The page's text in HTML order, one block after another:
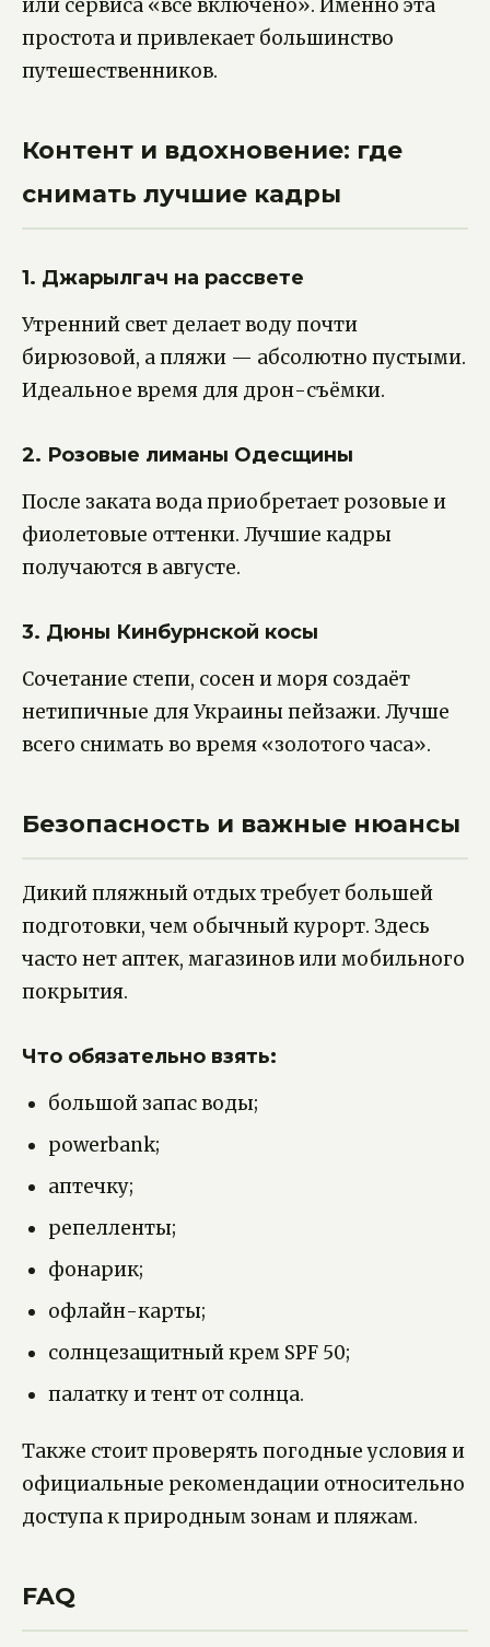
или сервиса «всё включено». Именно эта
простота и привлекает большинство
путешественников.
Контент и вдохновение: где
снимать лучшие кадры
1. Джарылгач на рассвете
Утренний свет делает воду почти
бирюзовой, а пляжи — абсолютно пустыми.
Идеальное время для дрон-съёмки.
2. Розовые лиманы Одесщины
После заката вода приобретает розовые и
фиолетовые оттенки. Лучшие кадры
получаются в августе.
3. Дюны Кинбурнской косы
Сочетание степи, сосен и моря создаёт
нетипичные для Украины пейзажи. Лучше
всего снимать во время «золотого часа».
Безопасность и важные нюансы
Дикий пляжный отдых требует большей
подготовки, чем обычный курорт. Здесь
часто нет аптек, магазинов или мобильного
покрытия.
Что обязательно взять:
большой запас воды;
powerbank;
аптечку;
репелленты;
фонарик;
офлайн-карты;
солнцезащитный крем SPF 50;
палатку и тент от солнца.
Также стоит проверять погодные условия и
официальные рекомендации относительно
доступа к природным зонам и пляжам.
FAQ